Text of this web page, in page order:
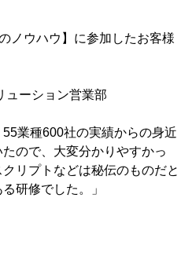
ノウハウ】に参加したお客様
ューション営業部
55業種600社の実績からの身近
ので、大変分かりやすかっ
リプトなどは秘伝のものだと
研修でした。」